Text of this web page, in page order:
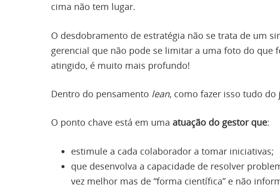
cima não tem lugar.
O desdobramento de estratégia não se trata de um
gerencial que não pode se limitar a uma foto do que
atingido, é muito mais profundo!
Dentro do pensamento lean, como fazer isso tudo do
O ponto chave está em uma atuação do gestor que:
estimule a cada colaborador a tomar iniciativas;
que desenvolva a capacidade de resolver
vez melhor mas de “forma científica” e não